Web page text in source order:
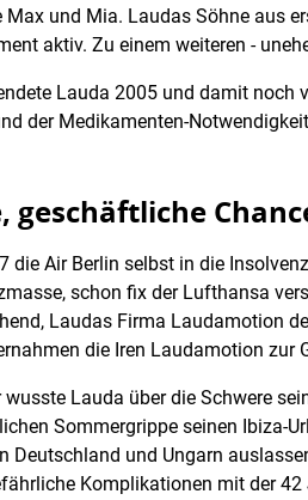
und Mia. Laudas Söhne aus
aktiv. Zu einem weiteren -
Lauda 2005 und damit noch
der Medikamenten-
geschäftliche
die Air Berlin selbst in die
schon fix der Lufthansa
Laudas Firma Laudamotion
die Iren Laudamotion zur
Lauda über die Schwere
Sommergrippe seinen Ibiza-
Deutschland und Ungarn
Komplikationen mit der